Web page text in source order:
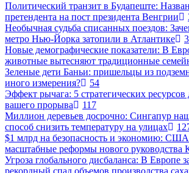
Политический транзит в Будапеште:
претендента на пост президента Венгрии
Необычная судьба списанных поездов:
метро Нью-Йорка затопили в Атлантике
Новые демографические показатели: В
животные вытесняют традиционные
Зеленые дети Баньи: пришельцы из
иного измерения?
54
Эффект рычага: 5 стратегических
вашего прорыва
117
Миллион деревьев досрочно: Сингапур
способ снизить температуру на улицах
$1 млрд на безопасность и экономию:
масштабные реформы нового руководства
Угроза глобального дисбаланса: В Европе
рекордный спад объемов производства